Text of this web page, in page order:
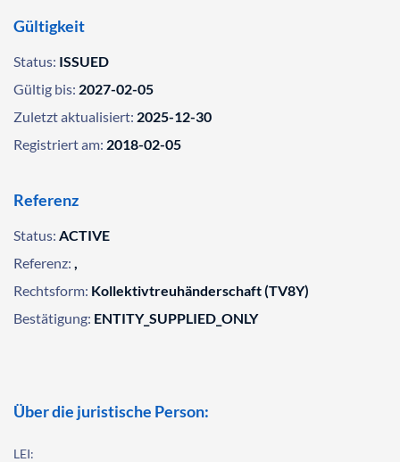
Gültigkeit
Status: ISSUED
Gültig bis: 2027-02-05
Zuletzt aktualisiert: 2025-12-30
Registriert am: 2018-02-05
Referenz
Status: ACTIVE
Referenz: ,
Rechtsform: Kollektivtreuhänderschaft (TV8Y)
Bestätigung: ENTITY_SUPPLIED_ONLY
Über die juristische Person:
LEI: